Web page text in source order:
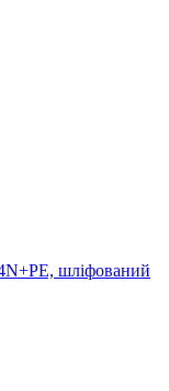
шліфований